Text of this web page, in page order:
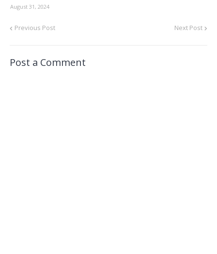
August 31, 2024
Previous Post Next Post
Post a Comment